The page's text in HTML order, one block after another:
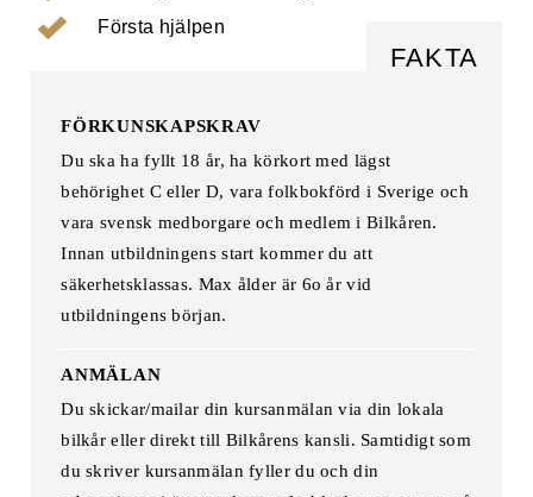
Första hjälpen
FÖRKUNSKAPSKRAV
Du ska ha fyllt 18 år, ha körkort med lägst
behörighet C eller D, vara folkbokförd i Sverige och
vara svensk medborgare och medlem i Bilkåren.
Innan utbildningens start kommer du att
säkerhetsklassas. Max ålder är 6o år vid
utbildningens början.
ANMÄLAN
Du skickar/mailar din kursanmälan via din lokala
bilkår eller direkt till Bilkårens kansli. Samtidigt som
du skriver kursanmälan fyller du och din